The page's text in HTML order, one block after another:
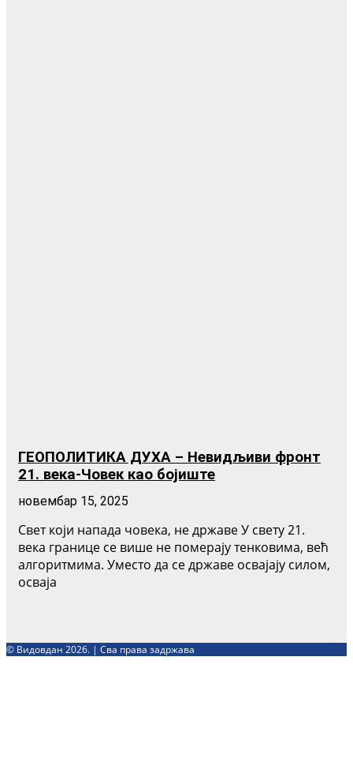
ГЕОПОЛИТИКА ДУХА – Невидљиви фронт
21. века-Човек као бојиште
новембар 15, 2025
Свет који напада човека, не државе У свету 21.
века границе се више не померају тенковима, већ
алгоритмима. Уместо да се државе освајају силом,
осваја
© Видовдан 2026. | Сва права задржава